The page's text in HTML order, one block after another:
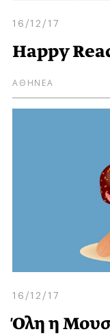
16/12/17
Happy
ΑΘΗΝΕΑ
16/12/17
Όλη η